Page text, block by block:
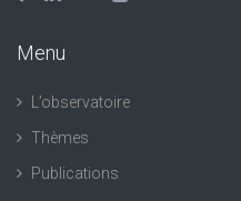
Menu
L’observatoire
Thèmes
Publications